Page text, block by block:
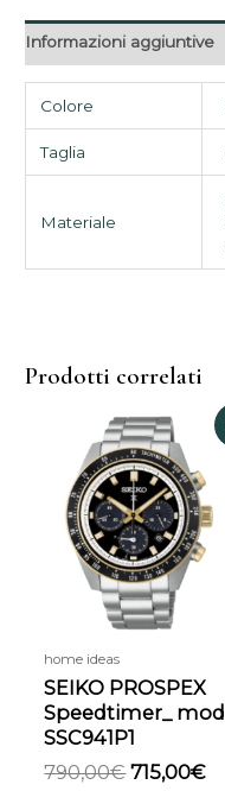
Informazioni aggiuntive
Colore
Taglia
Materiale
Prodotti correlati
home ideas
SEIKO PROSPEX
Speedtimer_
SSC941P1
790,00€
Il
prezzo
originale
era:
790,00€.
715,00€
Il